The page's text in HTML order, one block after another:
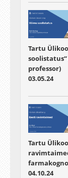
Tartu
professor)
03.05.24
Tartu
04.10.24